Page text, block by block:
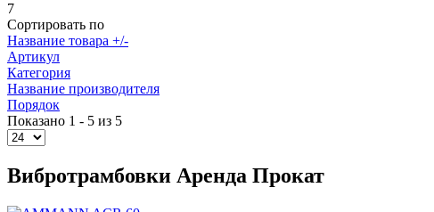
7
Сортировать по
Название товара +/-
Артикул
Категория
Название производителя
Порядок
Показано 1 - 5 из 5
Вибротрамбовки Аренда Прокат